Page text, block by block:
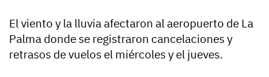
El viento y la lluvia afectaron al aeropuerto de La
Palma donde se registraron cancelaciones y
retrasos de vuelos el miércoles y el jueves.